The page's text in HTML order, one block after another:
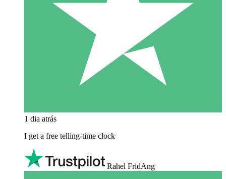
1 dia atrás
I get a free telling-time clock
Rahel FridAng